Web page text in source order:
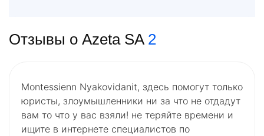
Отзывы о Azeta SA2
Montessienn Nyakovidanit, здесь помогут только
юристы, злоумышленники ни за что не отдадут
вам то что у вас взяли! не теряйте времени и
ищите в интернете специалистов по